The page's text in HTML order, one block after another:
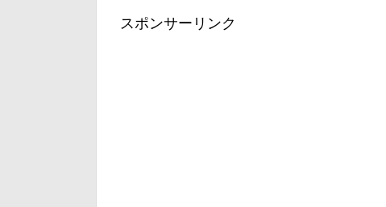
スポンサーリンク